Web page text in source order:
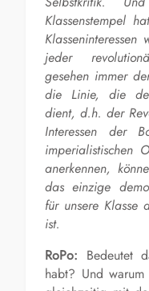
Klassenstempel
jeder
gesehen immer
die Linie, die
dient, d.h. der
Interessen der
imperialistischen
anerkennen,
das einzige
für unsere Klasse
ist.
RoPo: Bedeutet
habt? Und